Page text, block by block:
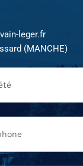
leger.fr
(MANCHE)